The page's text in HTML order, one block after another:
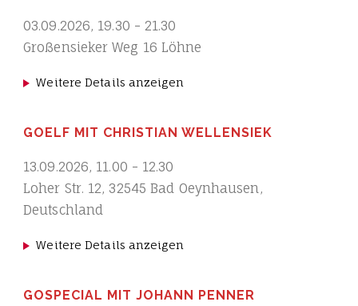
03.09.2026, 19.30 - 21.30
Großensieker Weg 16 Löhne
Weitere Details anzeigen
GOELF MIT CHRISTIAN WELLENSIEK
13.09.2026, 11.00 - 12.30
Loher Str. 12, 32545 Bad Oeynhausen,
Deutschland
Weitere Details anzeigen
GOSPECIAL MIT JOHANN PENNER